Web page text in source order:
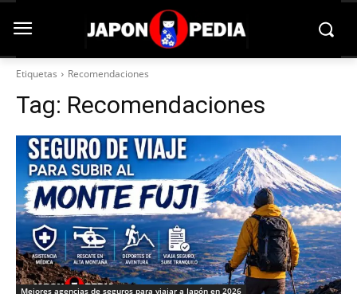
Etiquetas Recomendaciones
Tag: Recomendaciones
Mejores agencias de seguros para viajar a Japón en 2026